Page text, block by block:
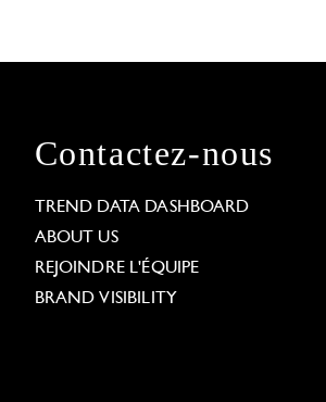
Contactez-nous
TREND DATA DASHBOARD
ABOUT US
REJOINDRE L'ÉQUIPE
BRAND VISIBILITY